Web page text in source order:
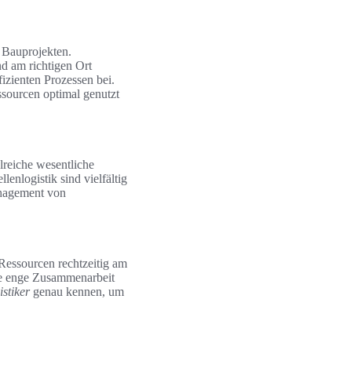
am richtigen Ort
Prozessen bei.
optimal genutzt
wesentliche
sind vielfältig
von
rechtzeitig am
Zusammenarbeit
genau kennen, um